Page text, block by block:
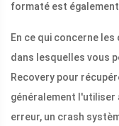
formaté est
En ce qui concerne
dans lesquelles vous
Recovery pour
généralement l'utiliser
erreur, un crash